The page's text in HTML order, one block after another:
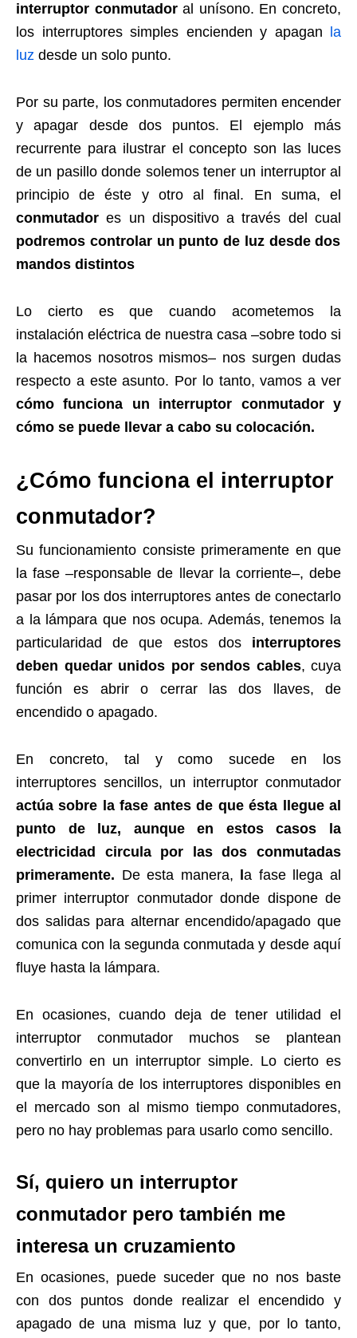
interruptor conmutadoral unísono. En concreto,
los interruptores simples encienden y apagan
la
luz desde un solo punto.
Por su parte, los conmutadores permiten encender
y apagar desde dos puntos. El ejemplo más
recurrente para ilustrar el concepto son las luces
de un pasillo donde solemos tener un interruptor al
principio de éste y otro al final. En suma, el
conmutador es un dispositivo a través del cual
podremos controlar un punto de luz desde dos
mandos distintos
Lo cierto es que cuando acometemos la
instalación eléctrica de nuestra casa –sobre todo si
la hacemos nosotros mismos– nos surgen dudas
respecto a este asunto. Por lo tanto, vamos a ver
cómo funciona un interruptor conmutador y
cómo se puede llevar a cabo su colocación.
¿Cómo funciona el interruptor
conmutador?
Su funcionamiento consiste primeramente en que
la fase –responsable de llevar la corriente–, debe
pasar por los dos interruptores antes de conectarlo
a la lámpara que nos ocupa. Además, tenemos la
particularidad de que estos dosinterruptores
deben quedar unidos por sendos cables, cuya
función es abrir o cerrar las dos llaves, de
encendido o apagado.
En concreto, tal y como sucede en los
interruptores sencillos, un interruptor conmutador
actúa sobre la fase antes de que ésta llegue al
punto de luz, aunque en estos casos la
electricidad circula por las dos conmutadas
primeramente. De esta manera, la fase llega al
primer interruptor conmutador donde dispone de
dos salidas para alternar encendido/apagado que
comunica con la segunda conmutada y desde aquí
fluye hasta la lámpara.
En ocasiones, cuando deja de tener utilidad el
interruptor conmutador muchos se plantean
convertirlo en un interruptor simple. Lo cierto es
que la mayoría de los interruptores disponibles en
el mercado son al mismo tiempo conmutadores,
pero no hay problemas para usarlo como sencillo.
Sí, quiero un interruptor
conmutador pero también me
interesa un cruzamiento
En ocasiones, puede suceder que no nos baste
con dos puntos donde realizar el encendido y
apagado de una misma luz y que, por lo tanto,